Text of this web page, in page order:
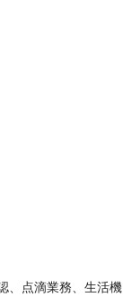
、点滴業務、生活機